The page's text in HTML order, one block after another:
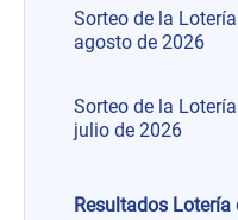
Sorteo de la
agosto de 2026
Sorteo de la
julio de 2026
Resultados